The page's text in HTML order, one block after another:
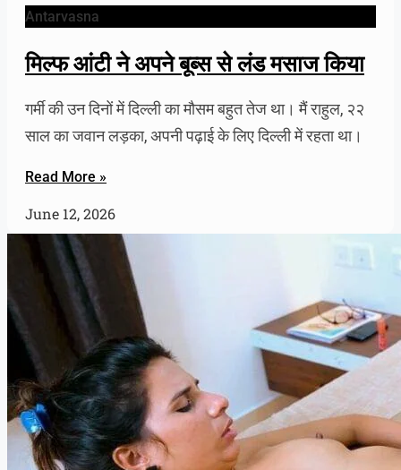
Antarvasna
मिल्फ आंटी ने अपने बूब्स से लंड मसाज किया
गर्मी की उन दिनों में दिल्ली का मौसम बहुत तेज था। मैं राहुल, २२
साल का जवान लड़का, अपनी पढ़ाई के लिए दिल्ली में रहता था।
Read More »
June 12, 2026